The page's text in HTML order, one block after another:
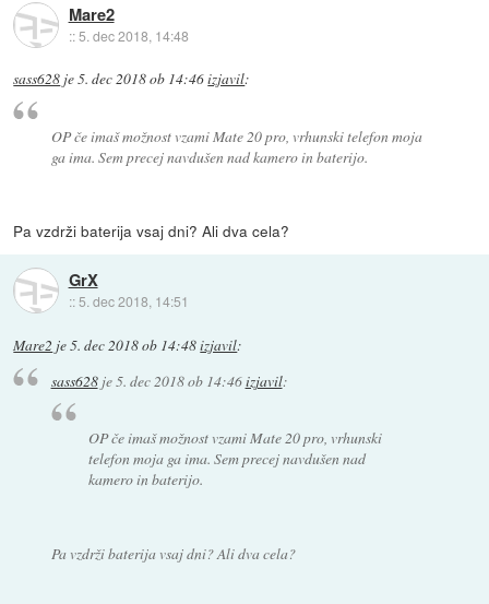
Mare2
::5. dec 2018, 14:48
sass628 je5. dec 2018 ob 14:46izjavil:
OP če imaš možnost vzami Mate 20 pro, vrhunski telefon moja
ga ima. Sem precej navdušen nad kamero in baterijo.
Pa vzdrži baterija vsaj dni? Ali dva cela?
GrX
:: 5. dec 2018, 14:51
Mare2 je5. dec 2018 ob 14:48izjavil:
sass628je5. dec 2018 ob 14:46izjavil:
OP če imaš možnost vzami Mate 20 pro, vrhunski
telefon moja ga ima. Sem precej navdušen nad
kamero in baterijo.
Pa vzdrži baterija vsaj dni? Ali dva cela?